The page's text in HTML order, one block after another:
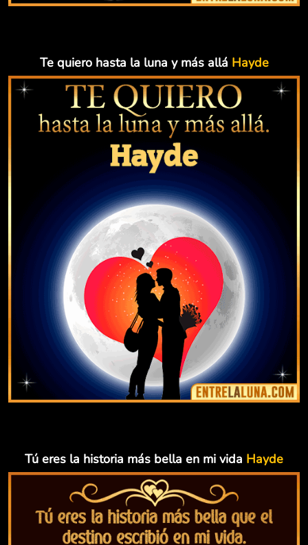
Te quiero hasta la luna y más allá Hayde
Tú eres la historia más bella en mi vida Hayde